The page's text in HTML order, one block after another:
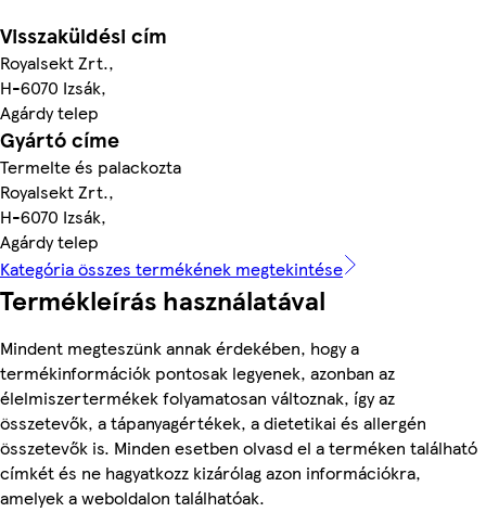
Visszaküldési cím
Royalsekt Zrt.,
H-6070 Izsák,
Agárdy telep
Gyártó címe
Termelte és palackozta
Royalsekt Zrt.,
H-6070 Izsák,
Agárdy telep
Kategória összes termékének megtekintése
Termékleírás használatával
Mindent megteszünk annak érdekében, hogy a
termékinformációk pontosak legyenek, azonban az
élelmiszertermékek folyamatosan változnak, így az
összetevők, a tápanyagértékek, a dietetikai és allergén
összetevők is. Minden esetben olvasd el a terméken található
címkét és ne hagyatkozz kizárólag azon információkra,
amelyek a weboldalon találhatóak.